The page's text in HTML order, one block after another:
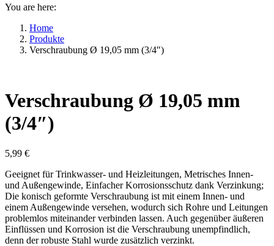
You are here:
Home
Produkte
Verschraubung Ø 19,05 mm (3/4″)
Verschraubung Ø 19,05 mm
(3/4″)
5,99 €
Geeignet für Trinkwasser- und Heizleitungen, Metrisches Innen-
und Außengewinde, Einfacher Korrosionsschutz dank Verzinkung;
Die konisch geformte Verschraubung ist mit einem Innen- und
einem Außengewinde versehen, wodurch sich Rohre und Leitungen
problemlos miteinander verbinden lassen. Auch gegenüber äußeren
Einflüssen und Korrosion ist die Verschraubung unempfindlich,
denn der robuste Stahl wurde zusätzlich verzinkt.